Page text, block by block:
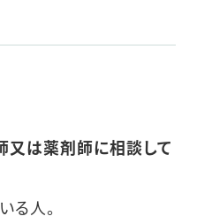
又は薬剤師に相談して
る人。